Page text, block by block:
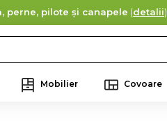
perne, pilote și canapele (detalii)
Mobilier Covoare